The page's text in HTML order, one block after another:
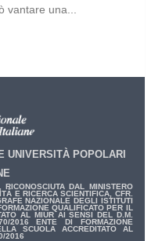
vantare una...
UNIVERSITÀ POPOLARI
DAL MINISTERO
E RICERCA SCIENTIFICA, CFR.
NAZIONALE DEGLI ISTITUTI
QUALIFICATO PER IL
AL MIUR AI SENSI DEL D.M.
2016 ENTE DI FORMAZIONE
SCUOLA ACCREDITATO AL
2016